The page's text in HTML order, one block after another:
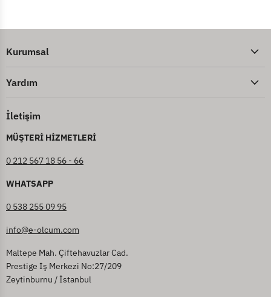
Kurumsal
Yardım
İletişim
MÜŞTERİ HİZMETLERİ
0 212 567 18 56 - 66
WHATSAPP
0 538 255 09 95
info@e-olcum.com
Maltepe Mah. Çiftehavuzlar Cad.
Prestige İş Merkezi No:27/209
Zeytinburnu / İstanbul